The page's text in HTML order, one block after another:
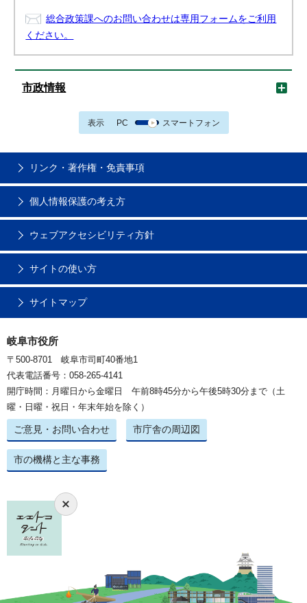
総合政策課へのお問い合わせは専用フォームをご利用
ください。
市政情報
表示 PC スマートフォン
リンク・著作権・免責事項
個人情報保護の考え方
ウェブアクセシビリティ方針
サイトの使い方
サイトマップ
岐阜市役所
〒500-8701 岐阜市司町40番地1
代表電話番号：058-265-4141
開庁時間：月曜日から金曜日 午前8時45分から午後5時30分まで（土
曜・日曜・祝日・年末年始を除く）
ご意見・お問い合わせ 市庁舎の周辺図
市の機構と主な事務